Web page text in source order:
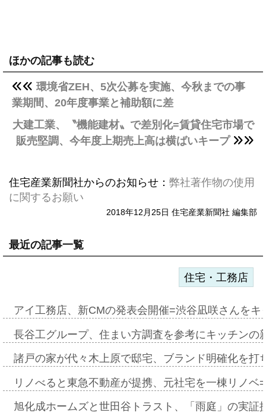
ほかの記事も読む
環境省ZEH、5次公募を実施、今秋までの事
業期間、20年度事業と補助額に差
大建工業、〝機能建材〟で差別化=賃貸住宅市場で
販売堅調、今年度上期売上高は横ばいキープ
住宅産業新聞社からのお知らせ： 弊社著作物の使用
に関するお願い
2018年12月25日 住宅産業新聞社 編集部
最近の記事一覧
住宅・工務店
アイ工務店、新CMの発表会開催=渋谷凪咲さんを
長谷工グループ、住まい方調査を参考にキッチン
諸戸の家が代々木上原で邸宅、ブランド明確化を
リノべると東急不動産が提携、元社宅を一棟リノ
旭化成ホームズと世田谷トラスト、「雨庭」の実